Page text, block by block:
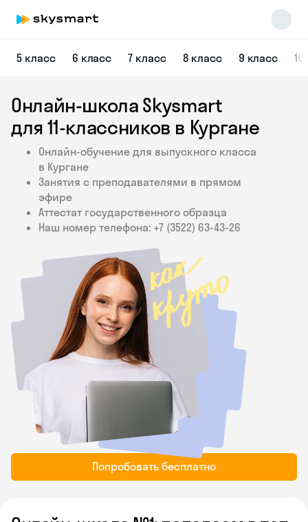
5 класс 6 класс 7 класс 8 класс 9 класс
Онлайн-школа Skysmart
для 11‑классников в Кургане
Онлайн-обучение для выпускного класса
в Кургане
Занятия с преподавателями в прямом
эфире
Аттестат государственного образца
Наш номер телефона: +7 (3522) 63‑43‑26
Попробовать бесплатно
Skysmart Chat
online